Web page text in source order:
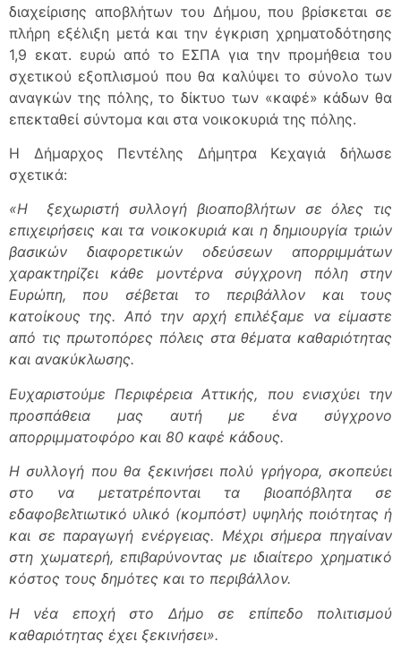
διαχείρισης αποβλήτων του Δήμου, που βρίσκεται σε
πλήρη εξέλιξη μετά και την έγκριση χρηματοδότησης
1,9 εκατ. ευρώ από το ΕΣΠΑ για την προμήθεια του
σχετικού εξοπλισμού που θα καλύψει το σύνολο των
αναγκών της πόλης, το δίκτυο των «καφέ» κάδων θα
επεκταθεί σύντομα και στα νοικοκυριά της πόλης.
Η Δήμαρχος Πεντέλης Δήμητρα Κεχαγιά δήλωσε
σχετικά:
«Η
ξεχωριστή συλλογή βιοαποβλήτων σε όλες τις
επιχειρήσεις και τα νοικοκυριά και η δημιουργία τριών
βασικών διαφορετικών οδεύσεων απορριμμάτων
χαρακτηρίζει κάθε μοντέρνα σύγχρονη πόλη στην
Ευρώπη, που σέβεται το περιβάλλον και τους
κατοίκους της. Από την αρχή επιλέξαμε να είμαστε
από τις πρωτοπόρες πόλεις στα θέματα καθαριότητας
και ανακύκλωσης.
Ευχαριστούμε Περιφέρεια Αττικής, που ενισχύει την
προσπάθεια μας αυτή με ένα σύγχρονο
απορριμματοφόρο και 80 καφέ κάδους.
Η συλλογή που θα ξεκινήσει πολύ γρήγορα, σκοπεύει
στο να μετατρέπονται τα βιοαπόβλητα σε
εδαφοβελτιωτικό υλικό (κομπόστ) υψηλής ποιότητας ή
και σε παραγωγή ενέργειας. Μέχρι σήμερα πηγαίναν
στη χωματερή, επιβαρύνοντας με ιδιαίτερο χρηματικό
κόστος τους δημότες και το περιβάλλον.
Η νέα εποχή στο Δήμο σε επίπεδο πολιτισμού
καθαριότητας έχει ξεκινήσει».